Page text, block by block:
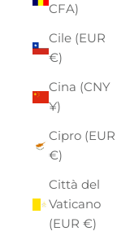
CFA)
Cile (EUR
€)
Cina (CNY
¥)
Cipro (EUR
€)
Città del
Vaticano
(EUR €)